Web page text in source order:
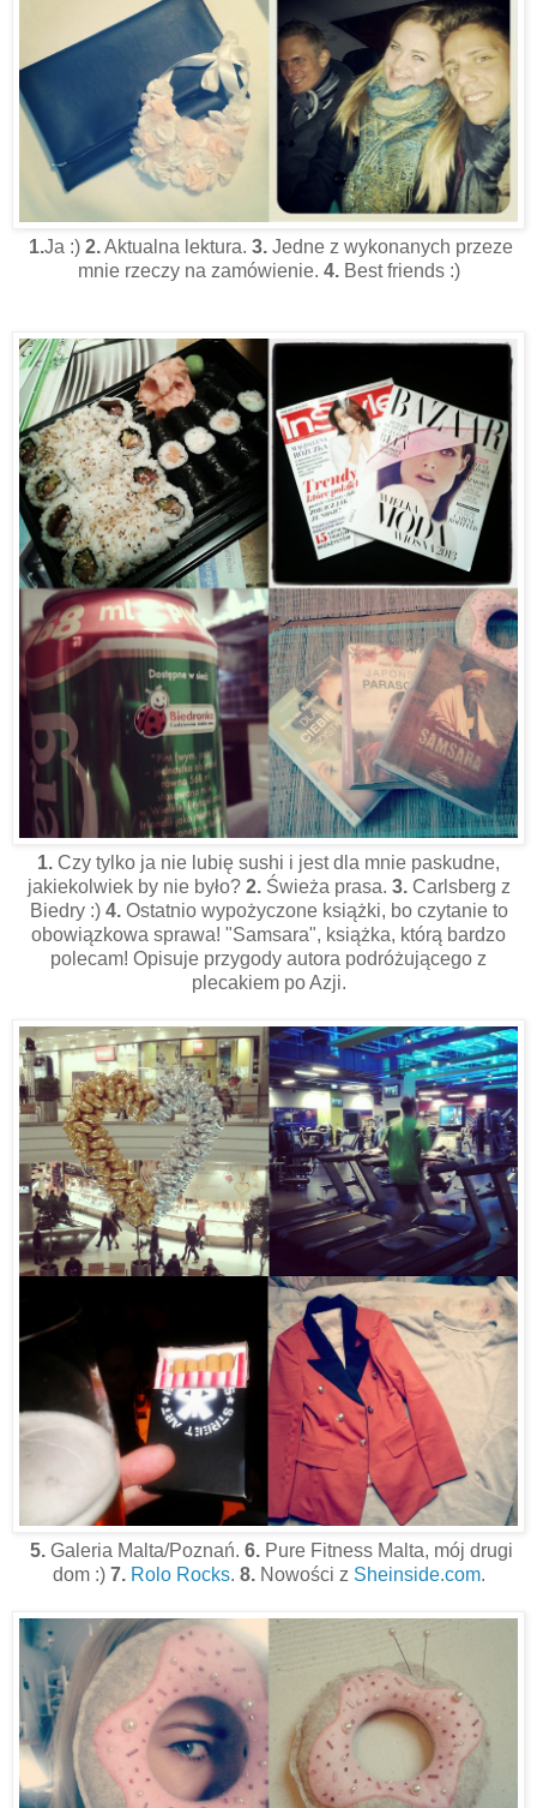
1.Ja :) 2.Aktualna lektura. 3. Jedne z wykonanych przeze
mnie rzeczy na zamówienie. 4.Best friends :)
1. Czy tylko ja nie lubię sushi i jest dla mnie paskudne,
jakiekolwiek by nie było? 2.Świeża prasa. 3.Carlsberg z
Biedry :) 4.Ostatnio wypożyczone książki, bo czytanie to
obowiązkowa sprawa! "Samsara", książka, którą bardzo
polecam! Opisuje przygody autora podróżującego z
plecakiem po Azji.
5. Galeria Malta/Poznań. 6.Pure Fitness Malta, mój drugi
dom :) 7. Rolo Rocks. 8. Nowości z Sheinside.com.